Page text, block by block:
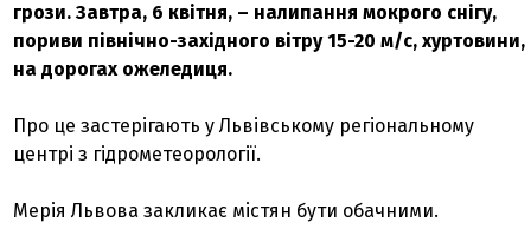
грози. Завтра, 6 квітня, – налипання мокрого снігу,
пориви північно-західного вітру 15-20 м/с, хуртовини,
на дорогах ожеледиця.
Про це застерігають у Львівському регіональному
центрі з гідрометеорології.
Мерія Львова закликає містян бути обачними.